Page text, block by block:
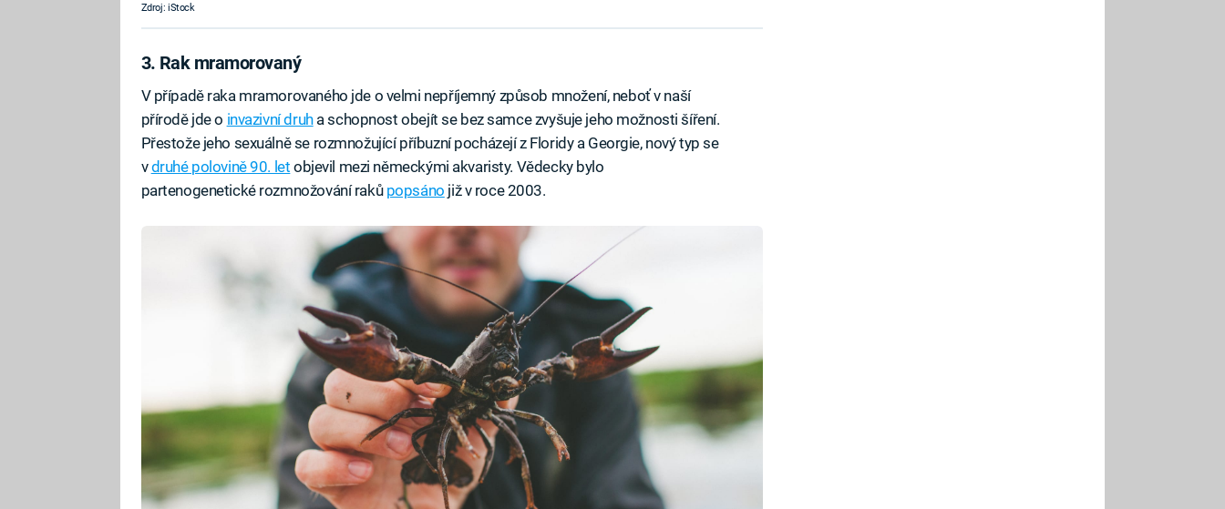
Zdroj: iStock
3. Rak mramorovaný
V případě raka mramorovaného jde o velmi nepříjemný způsob množení, neboť v naší
přírodě jde o invazivní druha schopnost obejít se bez samce zvyšuje jeho možnosti šíření.
Přestože jeho sexuálně se rozmnožující příbuzní pocházejí z Floridy a Georgie, nový typ se
vdruhé polovině 90. let objevil mezi německými akvaristy. Vědecky bylo
partenogenetické rozmnožování raků popsáno již v roce 2003.